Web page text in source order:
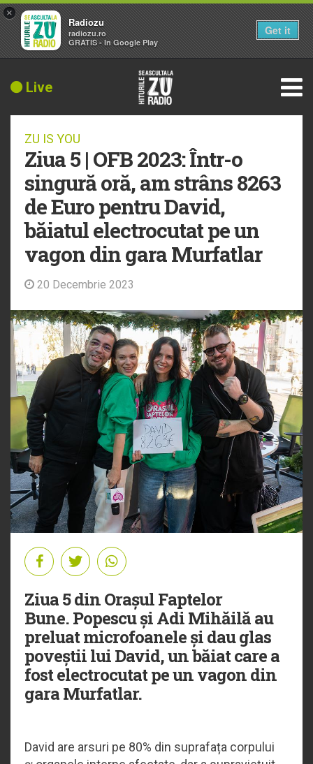
Live
ZU IS YOU
Ziua 5 | OFB 2023: Într-o
singură oră, am strâns 8263
de Euro pentru David,
băiatul electrocutat pe un
vagon din gara Murfatlar
20 Decembrie 2023
Ziua 5 din Orașul Faptelor
Bune. Popescu și Adi Mihăilă au
preluat microfoanele și dau glas
poveștii luiDavid, un băiat care a
fost electrocutat pe un vagon din
gara Murfatlar.
David are arsuri pe 80% din suprafața corpului
×
Radiozu
radiozu.ro
GRATIS - In Google Play
Get it